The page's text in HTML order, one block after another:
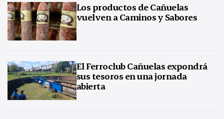
Los productos de Cañuelas
vuelven a Caminos y Sabores
El Ferroclub Cañuelas expondrá
sus tesoros en una jornada
abierta